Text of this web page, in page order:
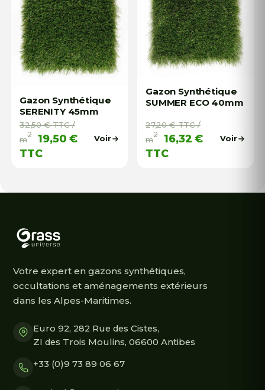
Gazon Synthétique
SERENITY 45mm
32,50€ TTC/
m
2 19,50€
TTC
Voir
Gazon Synthétique
SUMMER ECO 40mm
27,20€ TTC/
m
2 16,32€
TTC
Voir
Votre expert en gazons synthétiques,
occultations et aménagements extérieurs
dans les Alpes-Maritimes.
Euro 92, 282 Rue des Cistes,
ZI des Trois Moulins, 06600 Antibes
+33 (0)9 73 89 06 67